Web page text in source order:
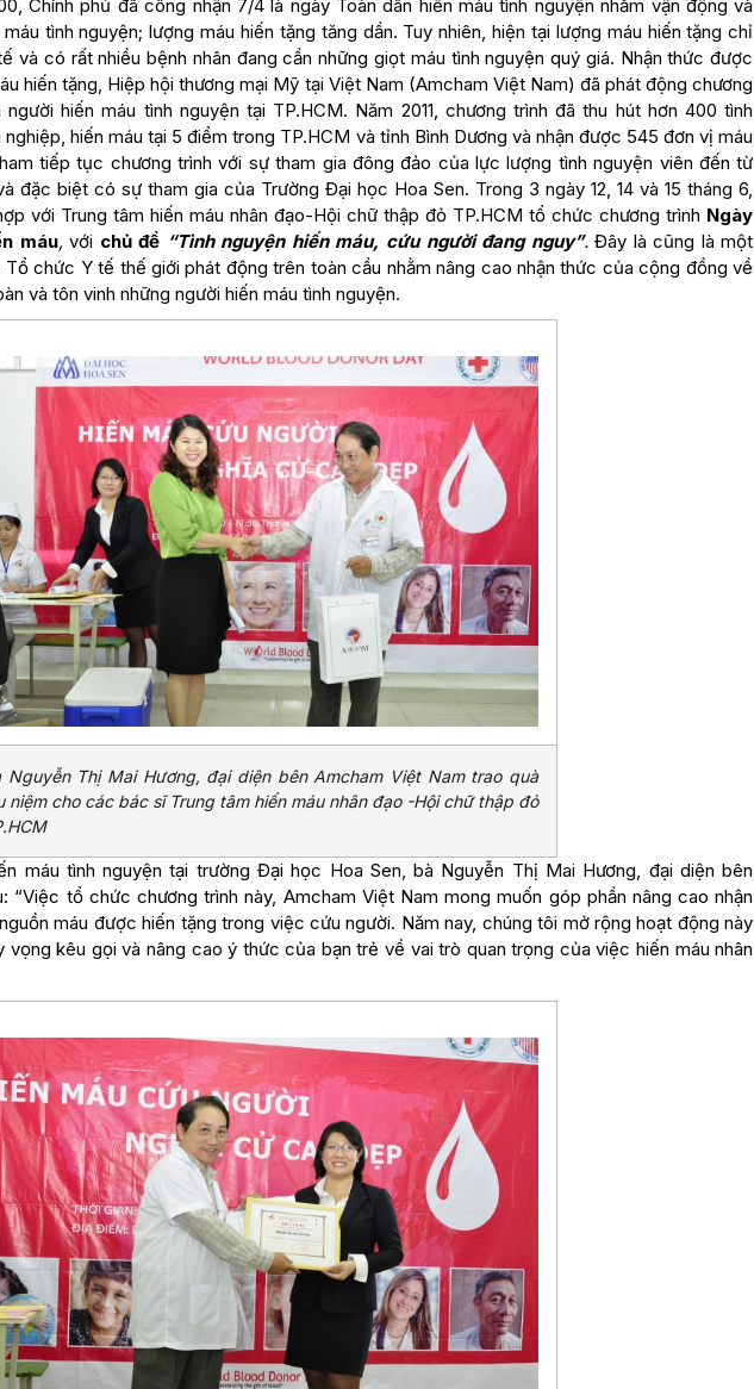
Chính phủ đã công nhận 7/4 là ngày Toàn dân hiến máu tình nguyện nhằm vận động và
tình nguyện; lượng máu hiến tặng tăng dần. Tuy nhiên, hiện tại lượng máu hiến tặng chỉ
và có rất nhiều bệnh nhân đang cần những giọt máu tình nguyện quý giá. Nhận thức được
hiến tặng, Hiệp hội thương mại Mỹ tại Việt Nam (Amcham Việt Nam) đã phát động chương
hiến máu tình nguyện tại TP.HCM. Năm 2011, chương trình đã thu hút hơn 400 tình
hiến máu tại 5 điểm trong TP.HCM và tỉnh Bình Dương và nhận được 545 đơn vị máu
tiếp tục chương trình với sự tham gia đông đảo của lực lượng tình nguyện viên đến từ
đặc biệt có sự tham gia của Trường Đại học Hoa Sen. Trong 3 ngày 12, 14 và 15 tháng 6,
với Trung tâm hiến máu nhân đạo-Hội chữ thập đỏ TP.HCM tổ chức chương trình Ngày
máu,với chủ đề “Tình nguyện hiến máu, cứu người đang nguy”.Đây là cũng là một
chức Y tế thế giới phát động trên toàn cầu nhằm nâng cao nhận thức của cộng đồng về
và tôn vinh những người hiến máu tình nguyện.
Nguyễn Thị Mai Hương, đại diện bên Amcham Việt Nam trao quà
niệm cho các bác sĩ Trung tâm hiến máu nhân đạo -Hội chữ thập đỏ
máu tình nguyện tại trường Đại học Hoa Sen, bà Nguyễn Thị Mai Hương, đại diện bên
“Việc tổ chức chương trình này, Amcham Việt Nam mong muốn góp phần nâng cao nhận
máu được hiến tặng trong việc cứu người. Năm nay, chúng tôi mở rộng hoạt động này
vọng kêu gọi và nâng cao ý thức của bạn trẻ về vai trò quan trọng của việc hiến máu nhân